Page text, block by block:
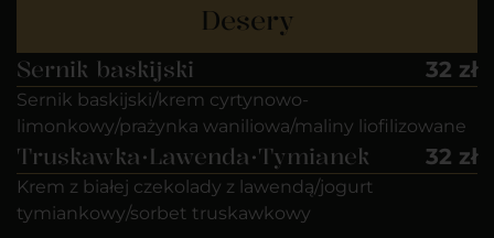
Desery
Sernik baskijski 32 zł
Sernik baskijski/krem cyrtynowo-
limonkowy/prażynka waniliowa/maliny liofilizowane
Truskawka•Lawenda•Tymianek 32 zł
Krem z białej czekolady z lawendą/jogurt
tymiankowy/sorbet truskawkowy